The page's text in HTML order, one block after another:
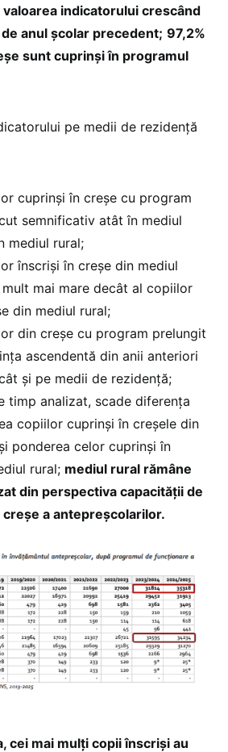
indicatorului crescând
anul școlar precedent; 97,2%
sunt cuprinși în programul
pe medii de rezidență
cuprinși în creșe cu program
semnificativ atât în mediul
mediul rural;
înscriși în creșe din mediul
mai mare decât al copiilor
din mediul rural;
din creșe cu program prelungit
ascendentă din anii anteriori
și pe medii de rezidență;
timp analizat, scade diferența
copiilor cuprinși în creșele din
ponderea celor cuprinși în
rural; mediul rural rămâne
din perspectiva capacității de
a antepreșcolarilor.
cei mai mulți copii înscriși au